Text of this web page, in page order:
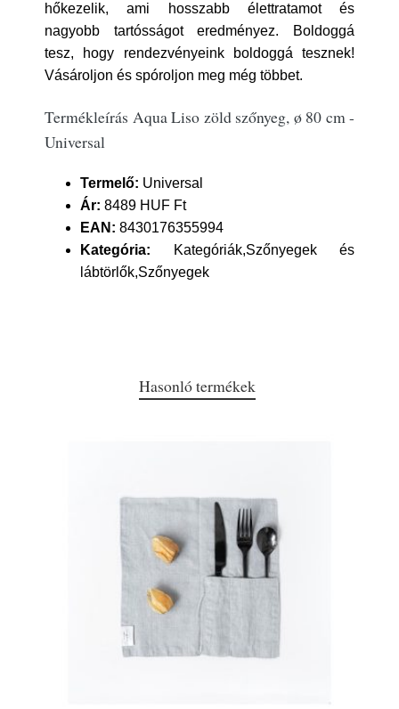
hőkezelik, ami hosszabb élettratamot és
nagyobb tartósságot eredményez. Boldoggá
tesz, hogy rendezvényeink boldoggá tesznek!
Vásároljon és spóroljon meg még többet.
Termékleírás Aqua Liso zöld szőnyeg, ø 80 cm -
Universal
Termelő: Universal
Ár: 8489 HUF Ft
EAN: 8430176355994
Kategória: Kategóriák,Szőnyegek és
lábtörlők,Szőnyegek
Hasonló termékek